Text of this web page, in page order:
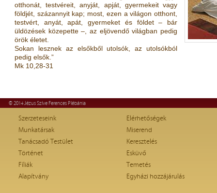
otthonát, testvéreit, anyját, apját, gyermekeit vagy
földjét, százannyit kap; most, ezen a világon otthont,
testvért, anyát, apát, gyermeket és földet – bár
üldözések közepette –, az eljövendő világban pedig
örök életet.
Sokan lesznek az elsőkből utolsók, az utolsókból
pedig elsők.”
Mk 10,28-31
© 2014 Jézus Szíve Ferences Plébánia
Szerzeteseink
Munkatársak
Tanácsadó Testület
Történet
Fíliák
Alapítvány
Elérhetőségek
Miserend
Keresztelés
Esküvő
Temetés
Egyházi hozzájárulás